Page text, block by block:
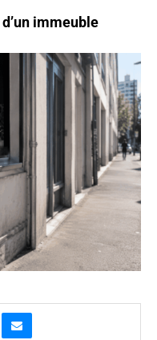
immeuble